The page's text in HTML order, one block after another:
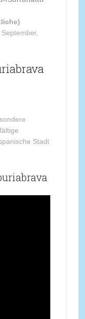
Stadt